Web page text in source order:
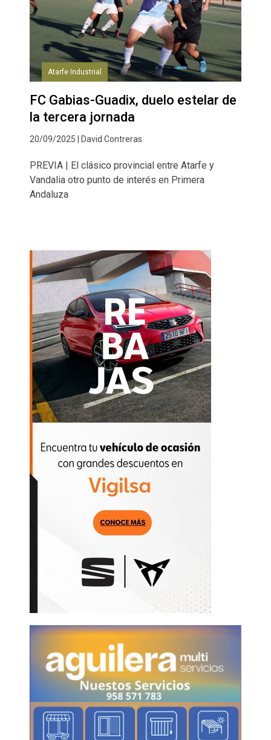
Atarfe Industrial
FC Gabias-Guadix, duelo estelar de
la tercera jornada
20/09/2025 | David Contreras
PREVIA | El clásico provincial entre Atarfe y
Vandalia otro punto de interés en Primera
Andaluza